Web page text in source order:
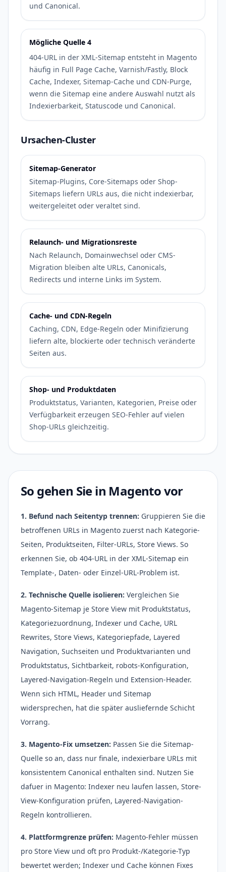
und Canonical.
Mögliche Quelle 4
404-URL in der XML-Sitemap entsteht in Magento
häufig in Full Page Cache, Varnish/Fastly, Block
Cache, Indexer, Sitemap-Cache und CDN-Purge,
wenn die Sitemap eine andere Auswahl nutzt als
Indexierbarkeit, Statuscode und Canonical.
Ursachen-Cluster
Sitemap-Generator
Sitemap-Plugins, Core-Sitemaps oder Shop-
Sitemaps liefern URLs aus, die nicht indexierbar,
weitergeleitet oder veraltet sind.
Relaunch- und Migrationsreste
Nach Relaunch, Domainwechsel oder CMS-
Migration bleiben alte URLs, Canonicals,
Redirects und interne Links im System.
Cache- und CDN-Regeln
Caching, CDN, Edge-Regeln oder Minifizierung
liefern alte, blockierte oder technisch veränderte
Seiten aus.
Shop- und Produktdaten
Produktstatus, Varianten, Kategorien, Preise oder
Verfügbarkeit erzeugen SEO-Fehler auf vielen
Shop-URLs gleichzeitig.
So gehen Sie in Magento vor
1. Befund nach Seitentyp trennen: Gruppieren Sie die
betroffenen URLs in Magento zuerst nach Kategorie-
Seiten, Produktseiten, Filter-URLs, Store Views. So
erkennen Sie, ob 404-URL in der XML-Sitemap ein
Template-, Daten- oder Einzel-URL-Problem ist.
2. Technische Quelle isolieren: Vergleichen Sie
Magento-Sitemap je Store View mit Produktstatus,
Kategoriezuordnung, Indexer und Cache, URL
Rewrites, Store Views, Kategoriepfade, Layered
Navigation, Suchseiten und Produktvarianten und
Produktstatus, Sichtbarkeit, robots-Konfiguration,
Layered-Navigation-Regeln und Extension-Header.
Wenn sich HTML, Header und Sitemap
widersprechen, hat die später ausliefernde Schicht
Vorrang.
3. Magento-Fix umsetzen: Passen Sie die Sitemap-
Quelle so an, dass nur finale, indexierbare URLs mit
konsistentem Canonical enthalten sind. Nutzen Sie
dafuer in Magento: Indexer neu laufen lassen, Store-
View-Konfiguration prüfen, Layered-Navigation-
Regeln kontrollieren.
4. Plattformgrenze prüfen: Magento-Fehler müssen
pro Store View und oft pro Produkt-/Kategorie-Typ
bewertet werden; Indexer und Cache können Fixes